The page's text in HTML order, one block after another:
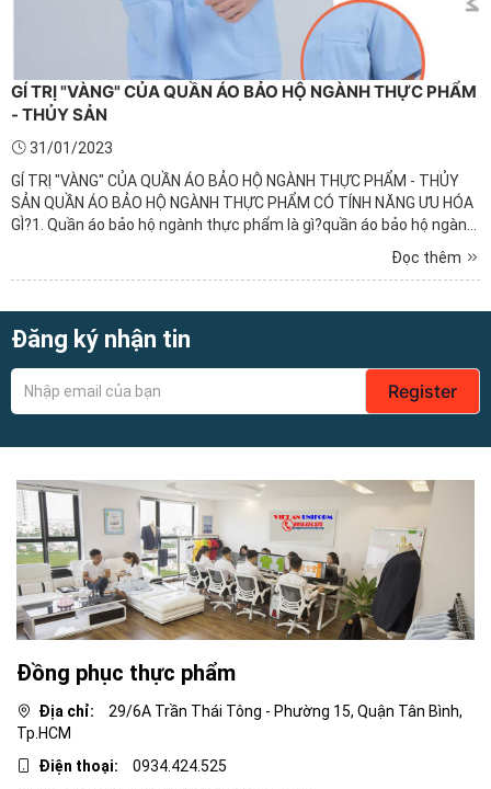
GÍ TRỊ "VÀNG" CỦA QUẦN ÁO BẢO HỘ NGÀNH THỰC PHẨM
- THỦY SẢN
31/01/2023
GÍ TRỊ "VÀNG" CỦA QUẦN ÁO BẢO HỘ NGÀNH THỰC PHẨM - THỦY
SẢN QUẦN ÁO BẢO HỘ NGÀNH THỰC PHẨM CÓ TÍNH NĂNG ƯU HÓA
GÌ?1. Quần áo bảo hộ ngành thực phẩm là gì?quần áo bảo hộ ngành
cho nhân viên làm việc trong các cơ sở sản xuất, chế biến, ...
Đọc thêm
Đăng ký nhận tin
Register
Đồng phục thực phẩm
Địa chỉ:
29/6A Trần Thái Tông - Phường 15, Quận Tân Bình,
Tp.HCM
Điện thoại:
0934.424.525